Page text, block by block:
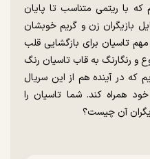
که با ریتمی متناسب تا پایان
بازیگران زن و گریم خوبشان
تاسیان برای بازگشایی قلب
و رنگارنگ به قاب تاسیان رنگ
که در آینده هم از این سریال
همراه کند. شما تاسیان را
آن چیست؟